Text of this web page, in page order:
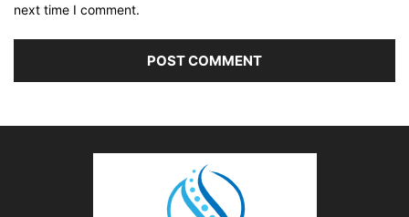
next time I comment.